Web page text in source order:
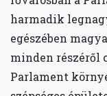
harmadik
egészében
minden részéről
Parlament